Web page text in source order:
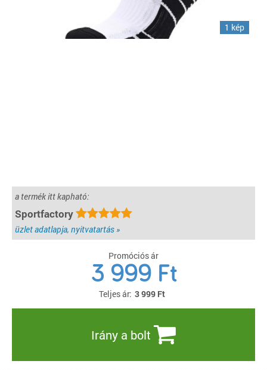
1 kép
a termék itt kapható:
Sportfactory
üzlet adatlapja, nyitvatartás »
Promóciós ár
3 999 Ft
Teljes ár: 3 999 Ft
Irány a bolt